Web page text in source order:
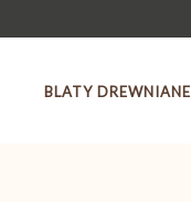
BLATY DREWNIANE